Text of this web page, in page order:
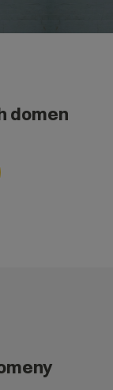
domen